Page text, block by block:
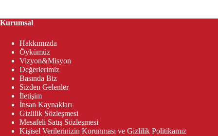
Kurumsal
Hakkımızda
Öykümüz
Vizyon&Misyon
Değerlerimiz
Basında Biz
Sizden Gelenler
İletişim
İnsan Kaynakları
Gizlilik Sözleşmesi
Mesafeli Satış Sözleşmesi
Kişisel Verilerinizin Korunması ve Gizlilik Politikamız